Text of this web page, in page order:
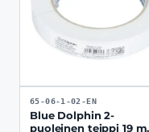
65-06-1-02-EN
Blue Dolphin 2-
puoleinen teippi 19 mm